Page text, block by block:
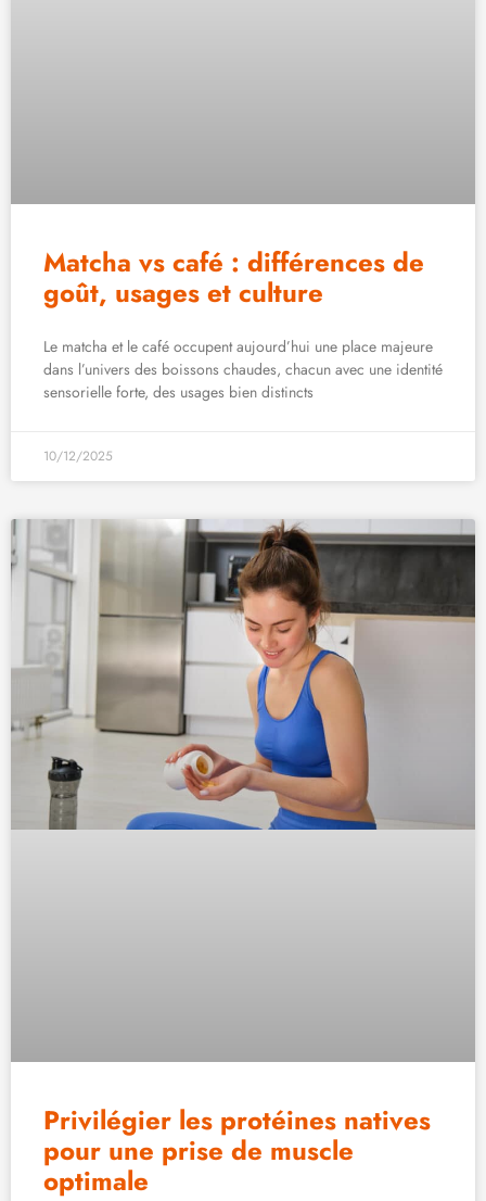
Matcha vs café : différences de
goût, usages et culture
Le matcha et le café occupent aujourd’hui une place majeure
dans l’univers des boissons chaudes, chacun avec une identité
sensorielle forte, des usages bien distincts
10/12/2025
Privilégier les protéines natives
pour une prise de muscle
optimale